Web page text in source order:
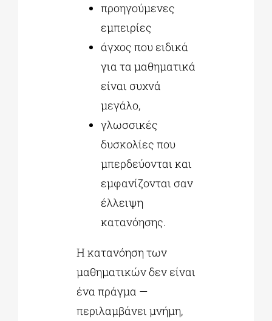
προηγούμενες
εμπειρίες
άγχος που ειδικά
για τα μαθηματικά
είναι συχνά
μεγάλο,
γλωσσικές
δυσκολίες που
μπερδεύονται και
εμφανίζονται σαν
έλλειψη
κατανόησης.
Η κατανόηση των
μαθηματικών δεν είναι
ένα πράγμα —
περιλαμβάνει μνήμη,